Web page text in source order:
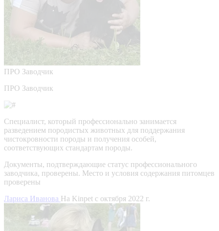
ПРО Заводчик
ПРО Заводчик
Специалист, который профессионально занимается
разведением породистых животных для поддержания
чистокровности породы и получения особей,
соответствующих стандартам породы.
Документы, подтверждающие статус профессионального
заводчика, проверены. Место и условия содержания питомцев
проверены
Лариса Иванова На Kinpet c октября 2022 г.